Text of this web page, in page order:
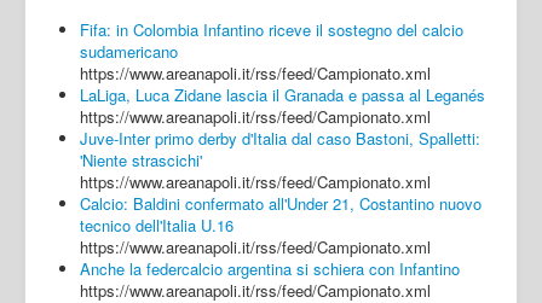
Fifa: in Colombia Infantino riceve il sostegno del calcio
sudamericano
https://www.areanapoli.it/rss/feed/Campionato.xml
LaLiga, Luca Zidane lascia il Granada e passa al Leganés
https://www.areanapoli.it/rss/feed/Campionato.xml
Juve-Inter primo derby d'Italia dal caso Bastoni, Spalletti:
'Niente strascichi'
https://www.areanapoli.it/rss/feed/Campionato.xml
Calcio: Baldini confermato all'Under 21, Costantino nuovo
tecnico dell'Italia U.16
https://www.areanapoli.it/rss/feed/Campionato.xml
Anche la federcalcio argentina si schiera con Infantino
https://www.areanapoli.it/rss/feed/Campionato.xml